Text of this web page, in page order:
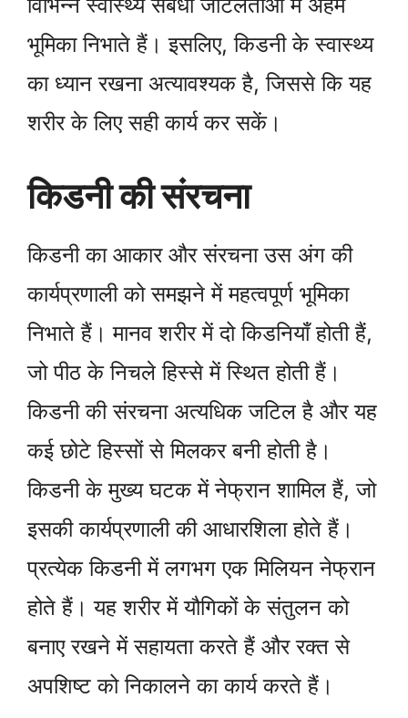
भूमिका निभाते हैं। इसलिए, किडनी के स्वास्थ्य
का ध्यान रखना अत्यावश्यक है, जिससे कि यह
शरीर के लिए सही कार्य कर सकें।
किडनी की संरचना
किडनी का आकार और संरचना उस अंग की
कार्यप्रणाली को समझने में महत्वपूर्ण भूमिका
निभाते हैं। मानव शरीर में दो किडनियाँ होती हैं,
जो पीठ के निचले हिस्से में स्थित होती हैं।
किडनी की संरचना अत्यधिक जटिल है और यह
कई छोटे हिस्सों से मिलकर बनी होती है।
किडनी के मुख्य घटक में नेफ्रान शामिल हैं, जो
इसकी कार्यप्रणाली की आधारशिला होते हैं।
प्रत्येक किडनी में लगभग एक मिलियन नेफ्रान
होते हैं। यह शरीर में यौगिकों के संतुलन को
बनाए रखने में सहायता करते हैं और रक्त से
अपशिष्ट को निकालने का कार्य करते हैं।